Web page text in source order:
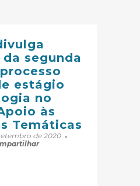
segunda
estágio
no
às
Temáticas
de 2020